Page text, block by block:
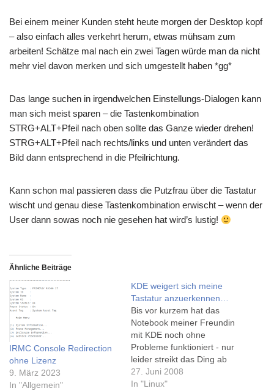
Bei einem meiner Kunden steht heute morgen der Desktop kopf
– also einfach alles verkehrt herum, etwas mühsam zum
arbeiten! Schätze mal nach ein zwei Tagen würde man da nicht
mehr viel davon merken und sich umgestellt haben *gg*
Das lange suchen in irgendwelchen Einstellungs-Dialogen kann
man sich meist sparen – die Tastenkombination
STRG+ALT+Pfeil nach oben sollte das Ganze wieder drehen!
STRG+ALT+Pfeil nach rechts/links und unten verändert das
Bild dann entsprechend in die Pfeilrichtung.
Kann schon mal passieren dass die Putzfrau über die Tastatur
wischt und genau diese Tastenkombination erwischt – wenn der
User dann sowas noch nie gesehen hat wird’s lustig!
Ähnliche Beiträge
IRMC Console Redirection
ohne Lizenz
9. März 2023
In "Allgemein"
KDE weigert sich meine
Tastatur anzuerkennen…
Bis vor kurzem hat das
Notebook meiner Freundin
mit KDE noch ohne
Probleme funktioniert - nur
leider streikt das Ding ab
der Anmeldung im KDE und
lässt nicht mal mehr einen
27. Juni 2008
In "Linux"